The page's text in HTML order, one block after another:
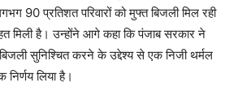
90 प्रतिशत परिवारों को मुफ्त बिजली मिल रही
मिली है। उन्होंने आगे कहा कि पंजाब सरकार ने
सुनिश्चित करने के उद्देश्य से एक निजी थर्मल
निर्णय लिया है।